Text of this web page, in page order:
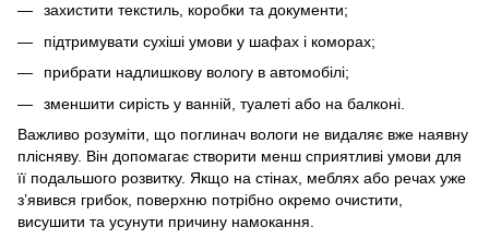
захистити текстиль, коробки та документи;
підтримувати сухіші умови у шафах і коморах;
прибрати надлишкову вологу в автомобілі;
зменшити сирість у ванній, туалеті або на балконі.
Важливо розуміти, що поглинач вологи не видаляє вже наявну
плісняву. Він допомагає створити менш сприятливі умови для
її подальшого розвитку. Якщо на стінах, меблях або речах уже
з’явився грибок, поверхню потрібно окремо очистити,
висушити та усунути причину намокання.